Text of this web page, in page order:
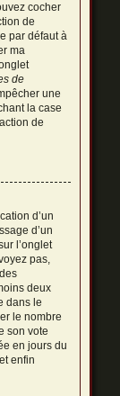
cocher
de
par défaut à
ma
de
une
la case
de
d’un
d’un
l’onglet
pas,
deux
dans le
le nombre
son vote
en jours du
enfin